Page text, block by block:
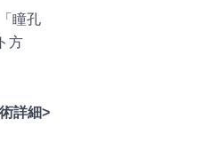
瞳孔
方
詳細>